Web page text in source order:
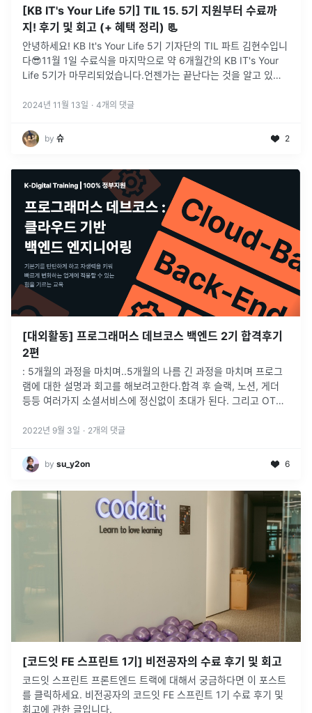
[KB IT's Your Life 5기] TIL 15. 5기 지원부터 수료까
지! 후기 및 회고 (+ 혜택 정리) 📃
안녕하세요! KB It's Your Life 5기 기자단의 TIL 파트 김현수입니
다😎11월 1일 수료식을 마지막으로 약 6개월간의 KB IT's Your
Life 5기가 마무리되었습니다.언젠가는 끝난다는 것을 알고 있었
2024년 11월 13일 · 4개의 댓글
by 슈 2
[대외활동] 프로그래머스 데브코스 백엔드 2기 합격후기
2편
: 5개월의 과정을 마치며..5개월의 나름 긴 과정을 마치며 프로그
램에 대한 설명과 회고를 해보려고한다.합격 후 슬랙, 노션, 게더
등등 여러가지 소셜서비스에 정신없이 초대가 된다. 그리고 OT때
을 알려준다...
2022년 9월 3일 · 2개의 댓글
by su_y2on 6
[코드잇 FE 스프린트 1기] 비전공자의 수료 후기 및 회고
코드잇 스프린트 프론트엔드 트랙에 대해서 궁금하다면 이 포스트
를 클릭하세요. 비전공자의 코드잇 FE 스프린트 1기 수료 후기 및
회고에 관한 글입니다.